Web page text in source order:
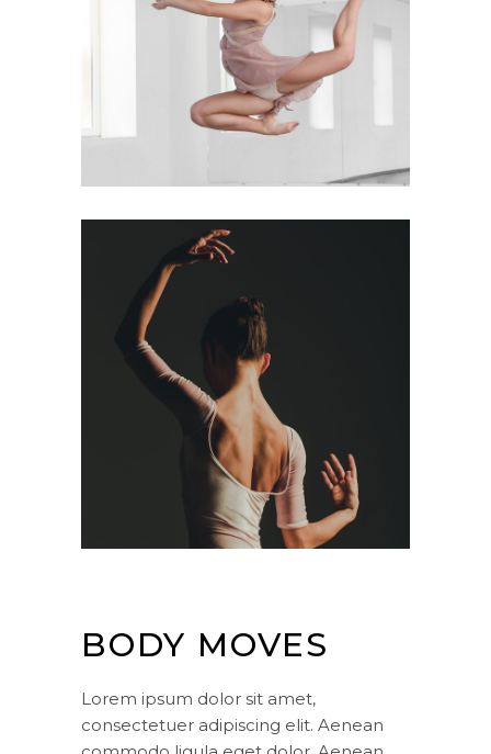
BODY MOVES
Lorem ipsum dolor sit amet,
consectetuer adipiscing elit. Aenean